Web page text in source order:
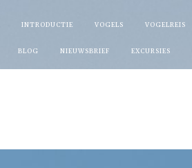
INTRODUCTIE VOGELS VOGELREIS
BLOG NIEUWSBRIEF EXCURSIES